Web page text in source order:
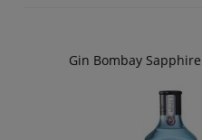
Gin Bombay